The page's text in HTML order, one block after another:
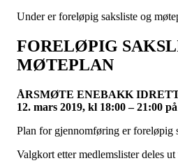
Under er foreløpig saksliste og
FORELØPIG
MØTEPLAN
ÅRSMØTE ENEBAKK
12. mars 2019, kl 18:00 – 21:00
Plan for gjennomføring er foreløpig
Valgkort etter medlemslister deles